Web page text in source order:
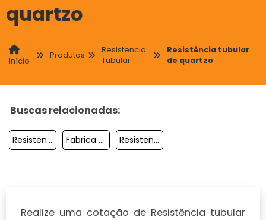
quartzo
Início
Produtos
Resistencia
Tubular
Resistência tubular
de quartzo
Buscas relacionadas:
Resistencia Tubular Helicoidal Fabrica De Resistencia Tubular Resistencia Tubular De Quartzo
Realize uma cotação de Resistência tubular